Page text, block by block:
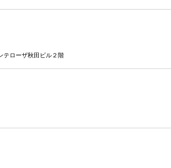
テローザ秋田ビル２階